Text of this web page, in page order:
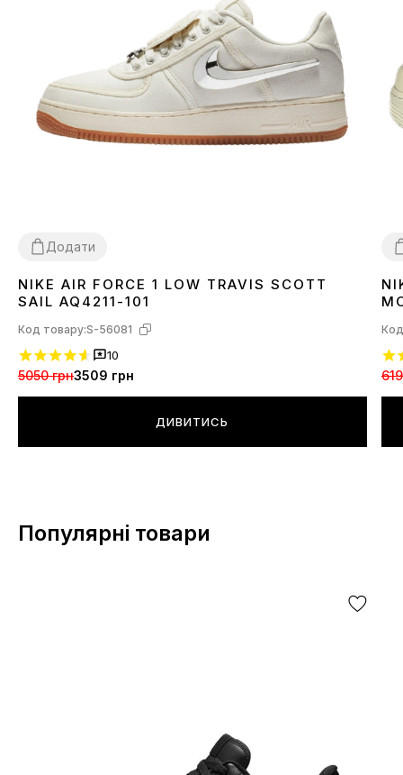
Додати
37
NIKE AIR FORCE 1 LOW TRAVIS SCOTT
SAIL AQ4211-101
Код товару:S-56081
10
5050 грн3509 грн
ДИВИТИСЬ
Популярні товари